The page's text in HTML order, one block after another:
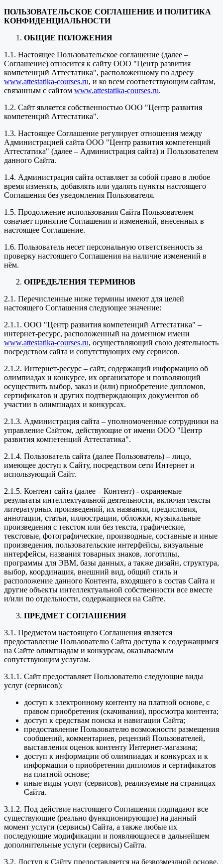
ПОЛЬЗОВАТЕЛЬСКОЕ СОГЛАШЕНИЕ И ПОЛИТИКА
КОНФИДЕНЦИАЛЬНОСТИ
ОБЩИЕ ПОЛОЖЕНИЯ
1.1. Настоящее Пользовательское соглашение (далее –
Соглашение) относится к сайту ООО "Центр развития
компетенций Аттестатика", расположенному по адресу
www.attestatika-courses.ru, и ко всем соответствующим сайтам,
связанным с сайтом www.attestatika-courses.ru.
1.2. Сайт является собственностью ООО "Центр развития
компетенций Аттестатика".
1.3. Настоящее Соглашение регулирует отношения между
Администрацией сайта ООО "Центр развития компетенций
Аттестатика" (далее – Администрация сайта) и Пользователем
данного Сайта.
1.4. Администрация сайта оставляет за собой право в любое
время изменять, добавлять или удалять пункты настоящего
Соглашения без уведомления Пользователя.
1.5. Продолжение использования Сайта Пользователем
означает принятие Соглашения и изменений, внесенных в
настоящее Соглашение.
1.6. Пользователь несет персональную ответственность за
проверку настоящего Соглашения на наличие изменений в
нём.
ОПРЕДЕЛЕНИЯ ТЕРМИНОВ
2.1. Перечисленные ниже термины имеют для целей
настоящего Соглашения следующее значение:
2.1.1. ООО "Центр развития компетенций Аттестатика" –
интернет-ресурс, расположенный на доменном имени
www.attestatika-courses.ru, осуществляющий свою деятельность
посредством сайта и сопутствующих ему сервисов.
2.1.2. Интернет-ресурс – сайт, содержащий информацию об
олимпиадах и конкурсе, их организаторе и позволяющий
осуществить выбор, заказ и (или) приобретение дипломов,
сертификатов и других подтверждающих документов об
участии в олимпиадах и конкурсах.
2.1.3. Администрация сайта – уполномоченные сотрудники на
управление Сайтом, действующие от имени ООО "Центр
развития компетенций Аттестатика".
2.1.4. Пользователь сайта (далее Пользователь) – лицо,
имеющее доступ к Сайту, посредством сети Интернет и
использующий Сайт.
2.1.5. Контент сайта (далее – Контент) - охраняемые
результаты интеллектуальной деятельности, включая тексты
литературных произведений, их названия, предисловия,
аннотации, статьи, иллюстрации, обложки, музыкальные
произведения с текстом или без текста, графические,
текстовые, фотографические, производные, составные и иные
произведения, пользовательские интерфейсы, визуальные
интерфейсы, названия товарных знаков, логотипы,
программы для ЭВМ, базы данных, а также дизайн, структура,
выбор, координация, внешний вид, общий стиль и
расположение данного Контента, входящего в состав Сайта и
другие объекты интеллектуальной собственности все вместе
и/или по отдельности, содержащиеся на Сайте.
ПРЕДМЕТ СОГЛАШЕНИЯ
3.1. Предметом настоящего Соглашения является
предоставление Пользователю Сайта доступа к содержащимся
на Сайте олимпиадам и конкурсам, оказываемым
сопутствующим услугам.
3.1.1. Сайт предоставляет Пользователю следующие виды
услуг (сервисов):
доступ к электронному контенту на платной основе, с
правом приобретения (скачивания), просмотра контента;
доступ к средствам поиска и навигации Сайта;
предоставление Пользователю возможности размещения
сообщений, комментариев, рецензий Пользователей,
выставления оценок контенту Интернет-магазина;
доступ к информации об олимпиадах и конкурсах и к
информации о приобретении дипломов и сертификатов
на платной основе;
иные виды услуг (сервисов), реализуемые на страницах
Сайта.
3.1.2. Под действие настоящего Соглашения подпадают все
существующие (реально функционирующие) на данный
момент услуги (сервисы) Сайта, а также любые их
последующие модификации и появляющиеся в дальнейшем
дополнительные услуги (сервисы) Сайта.
3.2. Доступ к Сайту предоставляется на безвозмездной основе.